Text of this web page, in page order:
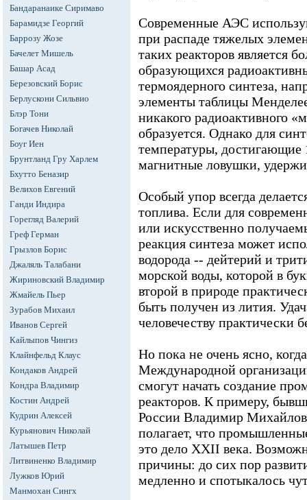
Бандаранаике Сиримаво
Барамидзе Георгий
Баррозу Жозе
Бачелет Мишель
Башар Асад
Березовский Борис
Берлускони Сильвио
Блэр Тони
Богачев Николай
Боуг Иен
Брунтланд Гру Харлем
Бхутто Беназир
Велихов Евгений
Ганди Индира
Горегляд Валерий
Греф Герман
Грызлов Борис
Джаляль Талабани
Жириновский Владимир
Жмайель Пьер
Зурабов Михаил
Иванов Сергей
Кайлыпов Чингиз
Клайнфельд Клаус
Кондаков Андрей
Кондра Владимир
Костин Андрей
Кудрин Алексей
Курьянович Николай
Латышев Петр
Литвиненко Владимир
Лужков Юрий
Манмохан Сингх
Современные АЭС
при распаде тяжелых
таких реакторов является
образующихся
термоядерного синтеза,
элементы таблицы
никакого радиоактивного
образуется. Однако для
температуры,
магнитные ловушки,
Особый упор всегда
топлива. Если для
или искусственно
реакция синтеза может
водорода -- дейтерий и
морской воды, которой в
второй в природе
быть получен из лития.
человечеству практически
Но пока не очень ясно,
Международной
смогут начать создание
реакторов. К примеру,
России Владимир Михайлов
полагает, что
это дело XXII века.
причины: до сих пор
медленно и спотыкалось